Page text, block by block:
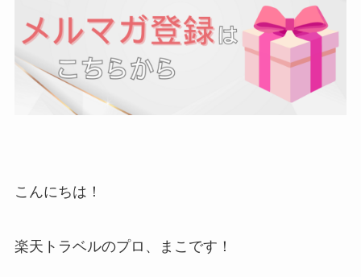
こんにちは！
楽天トラベルのプロ、まこです！